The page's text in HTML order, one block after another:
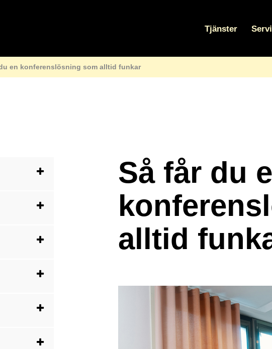
Tjänster
en konferenslösning som alltid funkar
Så får du
alltid